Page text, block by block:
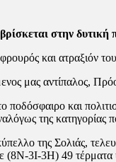
στην
και ατραξιόν
μας αντίπαλος,
και
της κατηγορίας
της Σολιάς,
(8Ν-3Ι-3Η) 49 τέρματα